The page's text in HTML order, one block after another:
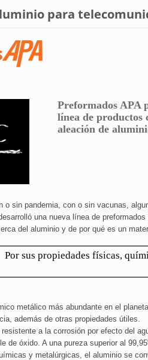
para
Preformados APA
línea de productos
aleación de
o sin pandemia, con o sin vacunas,
una nueva línea de
del aluminio y de por qué es un
Por sus propiedades físicas,
metálico más abundante en el
además de otras propiedades útiles.
a la corrosión por efecto del
de óxido. A una pureza superior al
y metalúrgicas, el aluminio se